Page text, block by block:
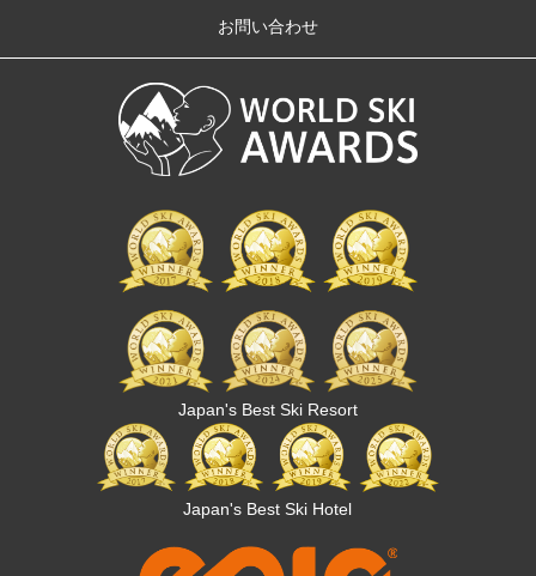
Japan's Best Ski Resort
Japan's Best Ski Hotel
お問い合わせ